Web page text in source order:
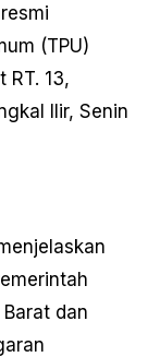
(TPU)
RT. 13,
Ilir, Senin
dan